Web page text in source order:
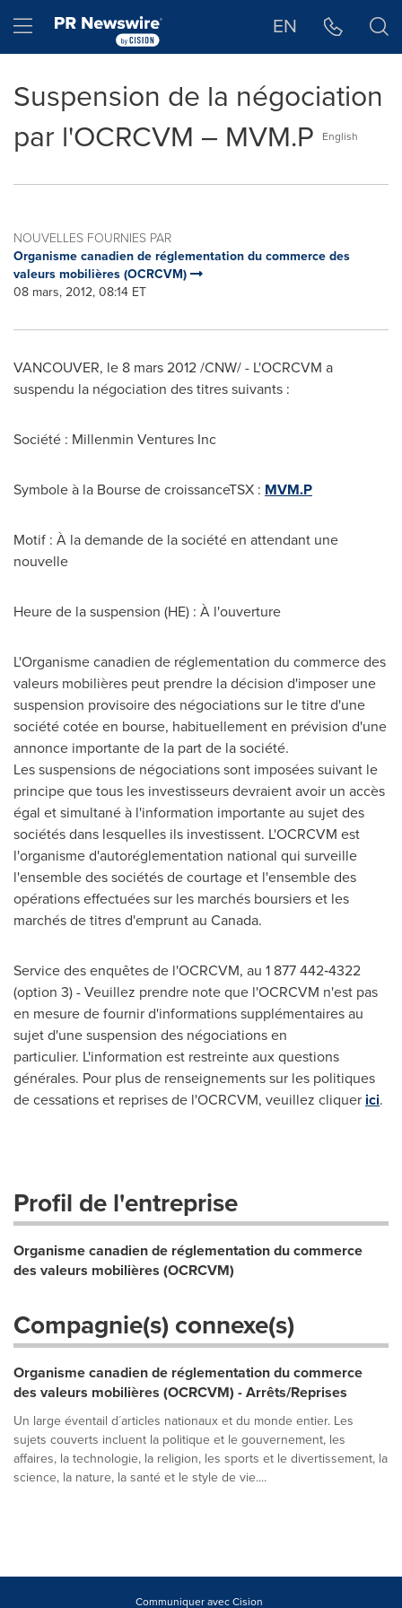
Hamburger menu EN
Suspension de la négociation
par l'OCRCVM – MVM.P
English
NOUVELLES FOURNIES PAR
Organisme canadien de réglementation du commerce des
valeurs mobilières (OCRCVM)
08 mars, 2012, 08:14 ET
VANCOUVER, le 8 mars 2012 /CNW/ - L'OCRCVM a
suspendu la négociation des titres suivants :
Société : Millenmin Ventures Inc
Symbole à la Bourse de croissanceTSX : MVM.P
Motif : À la demande de la société en attendant une
nouvelle
Heure de la suspension (HE) : À l'ouverture
L'Organisme canadien de réglementation du commerce des
valeurs mobilières peut prendre la décision d'imposer une
suspension provisoire des négociations sur le titre d'une
société cotée en bourse, habituellement en prévision d'une
annonce importante de la part de la société.
Les suspensions de négociations sont imposées suivant le
principe que tous les investisseurs devraient avoir un accès
égal et simultané à l'information importante au sujet des
sociétés dans lesquelles ils investissent. L'OCRCVM est
l'organisme d'autoréglementation national qui surveille
l'ensemble des sociétés de courtage et l'ensemble des
opérations effectuées sur les marchés boursiers et les
marchés de titres d'emprunt au Canada.
Service des enquêtes de l'OCRCVM, au 1 877 442‑4322
(option 3) - Veuillez prendre note que l'OCRCVM n'est pas
en mesure de fournir d'informations supplémentaires au
sujet d'une suspension des négociations en
particulier. L'information est restreinte aux questions
générales. Pour plus de renseignements sur les politiques
de cessations et reprises de l'OCRCVM, veuillez cliquer ici.
Profil de l'entreprise
Organisme canadien de réglementation du commerce
des valeurs mobilières (OCRCVM)
Compagnie(s) connexe(s)
Organisme canadien de réglementation du commerce
des valeurs mobilières (OCRCVM) - Arrêts/Reprises
Un large éventail d´articles nationaux et du monde entier. Les
sujets couverts incluent la politique et le gouvernement, les
affaires, la technologie, la religion, les sports et le divertissement, la
science, la nature, la santé et le style de vie....
Communiquer avec Cision